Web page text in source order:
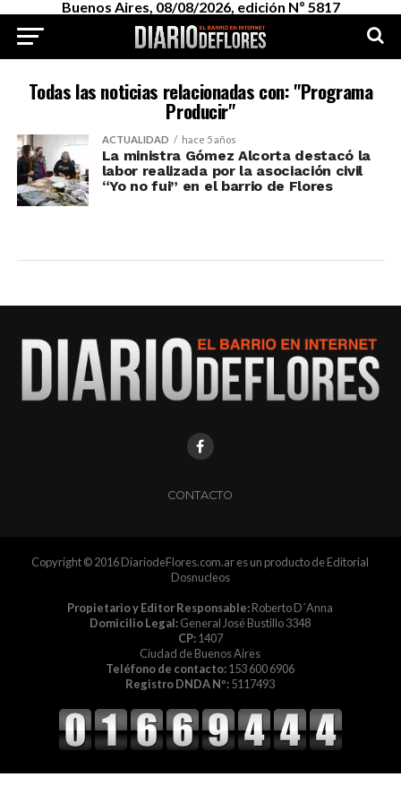
Buenos Aires, 08/08/2026, edición Nº 5817
Todas las noticias relacionadas con: "Programa
Producir"
ACTUALIDAD hace 5 años
La ministra Gómez Alcorta destacó la
labor realizada por la asociación civil
“Yo no fui” en el barrio de Flores
CONTACTO
Copyright © 2016 DiariodeFlores.com.ar es un producto de Editorial
Dosnucleos
Propietario y Editor Responsable:Roberto D´Anna
Domicilio Legal:General José Bustillo 3348
CP:1407
Ciudad de Buenos Aires
Teléfono de contacto:153 600 6906
Registro DNDA Nº:5117493